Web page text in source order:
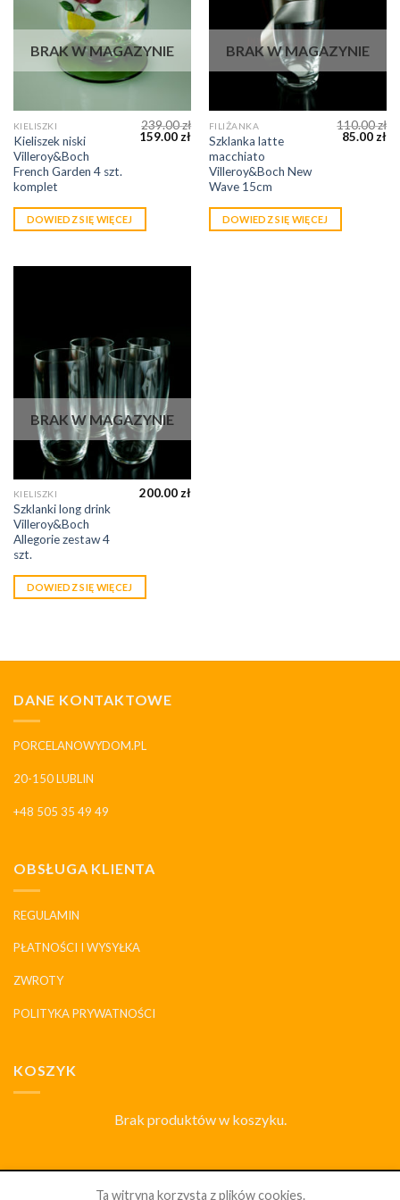
BRAK W MAGAZYNIE
KIELISZKI
Kieliszek niski
Villeroy&Boch
French Garden 4 szt.
komplet
239.00zł
159.00 zł
DOWIEDZ SIĘ WIĘCEJ
BRAK W MAGAZYNIE
FILIŻANKA
Szklanka latte
macchiato
Villeroy&Boch New
Wave 15cm
110.00zł
85.00 zł
DOWIEDZ SIĘ WIĘCEJ
BRAK W MAGAZYNIE
KIELISZKI
Szklanki long drink
Villeroy&Boch
Allegorie zestaw 4
szt.
200.00 zł
DOWIEDZ SIĘ WIĘCEJ
DANE KONTAKTOWE
PORCELANOWYDOM.PL
20-150 LUBLIN
+48 505 35 49 49
OBSŁUGA KLIENTA
REGULAMIN
PŁATNOŚCI I WYSYŁKA
ZWROTY
POLITYKA PRYWATNOŚCI
KOSZYK
Brak produktów w koszyku.
DLACZEGO MY HISTORIA I MARKI KONTAKT
Ta witryna korzysta z plików cookies.